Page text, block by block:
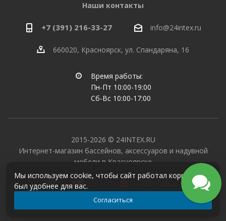
Наши контакты
+7 (391) 216-33-27 info@24intex.ru
660020, Красноярск, ул. Спандаряна, 16
Время работы:
Пн-Пт 10:00-19:00
Сб-Вс 10:00-17:00
2015-2026 © 24INTEX.RU
Интернет-магазин бассейнов, аксессуаров и надувной
мебели в Красноярске
Мы используем cookie, чтобы сайт работал корректно и
был удобнее для вас.
Согласиться